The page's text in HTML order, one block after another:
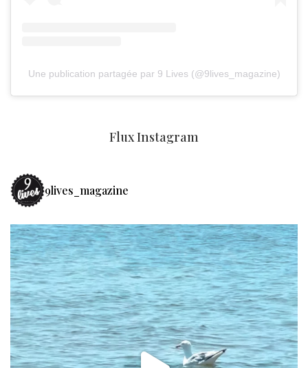
Une publication partagée par 9 Lives (@9lives_magazine)
Flux Instagram
9lives_magazine